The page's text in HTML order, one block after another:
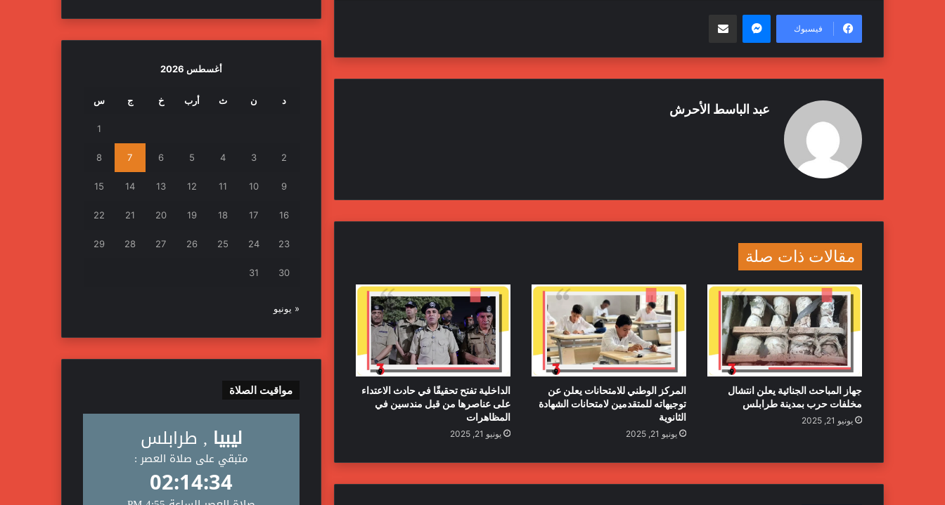
فيسبوك
ماسنجر
عبد الباسط الأحرش
مقالات ذات صلة
جهاز المباحث الجنائية يعلن انتشال
مخلفات حرب بمدينة طرابلس
يونيو 21, 2025
المركز الوطني للامتحانات يعلن عن
توجيهاته للمتقدمين لامتحانات الشهادة
الثانوية
يونيو 21, 2025
الداخلية تفتح تحقيقًا في حادث الاعتداء
على عناصرها من قبل مندسين في
المظاهرات
يونيو 21, 2025
أغسطس 2026
د ن ث أرب خ ج س
1
2
3
4
5
6
7
8
9
10
11
12
13
14
15
16
17
18
19
20
21
22
23
24
25
26
27
28
29
30
31
« يونيو
مواقيت الصلاة